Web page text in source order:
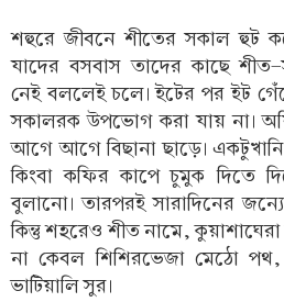
শহুরে জীবনে শীতের সকাল হুট
যাদের বসবাস তাদের কাছে
নেই বললেই চলে। ইটের পর ইট
সকালরক উপভোগ করা যায় না।
আগে আগে বিছানা ছাড়ে।
কিংবা কফির কাপে চুমুক দিতে
বুলানো। তারপরই সারাদিনের
কিন্তু শহরেও শীত নামে,
না কেবল শিশিরভেজা মেঠো
ভাটিয়ালি সুর।